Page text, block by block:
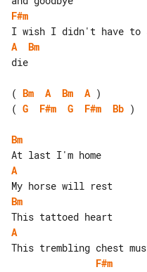
F#m
A
Bm
die
( Bm A Bm A
( G F#m G F#m Bb )
Bm
A
Bm
A
F#m